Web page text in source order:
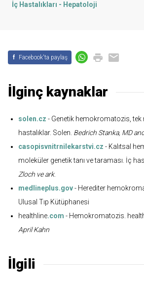
İç Hastalıkları - Hepatoloji
f Facebook'ta paylaş
İlginç kaynaklar
solen.cz - Genetik hemokromatozis, tek
hastalıklar. Solen. Bedrich Stanka, MD
casopisvnitrnilekarstvi.cz - Kalıtsal
moleküler genetik tanı ve taraması. İç
Zloch ve ark.
medlineplus.gov- Herediter
Ulusal Tıp Kütüphanesi
healthline.com - Hemokromatozis.
April Kahn
İlgili